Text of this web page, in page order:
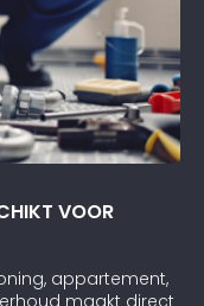
VOOR
appartement,
maakt direct